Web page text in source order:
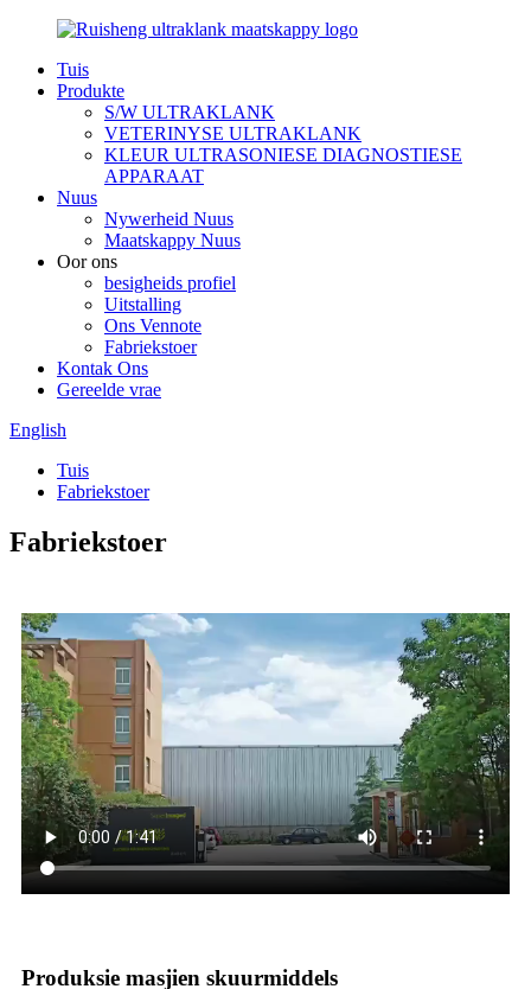
Tuis
Produkte
S/W ULTRAKLANK
VETERINYSE ULTRAKLANK
KLEUR ULTRASONIESE DIAGNOSTIESE
APPARAAT
Nuus
Nywerheid Nuus
Maatskappy Nuus
Oor ons
besigheids profiel
Uitstalling
Ons Vennote
Fabriekstoer
Kontak Ons
Gereelde vrae
English
Tuis
Fabriekstoer
Fabriekstoer
Produksie masjien skuurmiddels